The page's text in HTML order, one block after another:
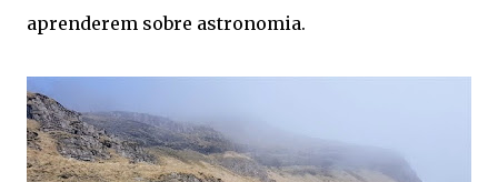
aprenderem sobre astronomia.